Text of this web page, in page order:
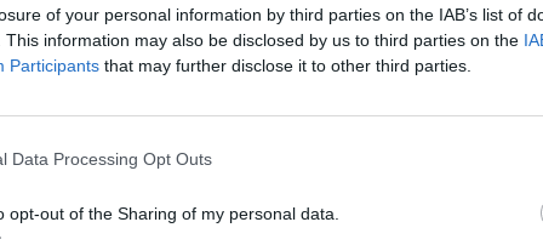
of your personal information by third parties on the IAB’s list of
This information may also be disclosed by us to third parties on the
Participants that may further disclose it to other third parties.
Data Processing Opt Outs
opt-out of the Sharing of my personal data.
νέα εθνική αποστολή με πρώτο σταθμό τις
ρόλο. Να βρεθεί παντού, συνομιλώντας με
δει, να ακούσει, να απαντήσει. Να γίνει ο
του πολίτη με την κυβέρνηση»,
Μητσοτάκης.